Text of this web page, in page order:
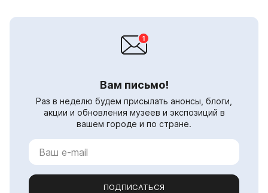
Вам письмо!
Раз в неделю будем присылать анонсы, блоги,
акции и обновления музеев и экспозиций в
вашем городе и по стране.
ПОДПИСАТЬСЯ